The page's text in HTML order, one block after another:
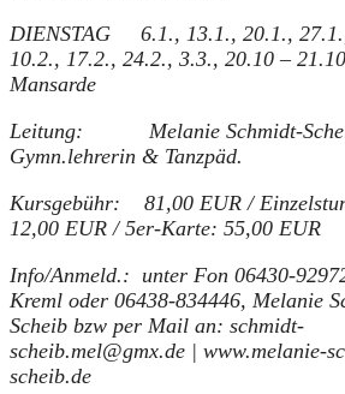
DIENSTAG 6.1., 13.1., 20.1.,
10.2., 17.2., 24.2., 3.3., 20.10 –
Mansarde
Leitung: Melanie Schmidt-
Gymn.lehrerin & Tanzpäd.
Kursgebühr: 81,00 EUR /
12,00 EUR / 5er-Karte: 55,00 EUR
Info/Anmeld.: unter Fon 06430-
Kreml oder 06438-834446, Melanie
Scheib bzw per Mail an: schmidt-
scheib.mel@gmx.de | www.melanie-
scheib.de